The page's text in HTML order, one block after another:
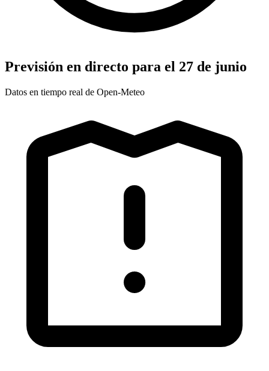
Previsión en directo para el 27 de junio
Datos en tiempo real de Open-Meteo